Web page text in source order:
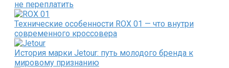
не переплатить
Технические особенности ROX 01 — что внутри
современного кроссовера
История марки Jetour: путь молодого бренда к
мировому признанию